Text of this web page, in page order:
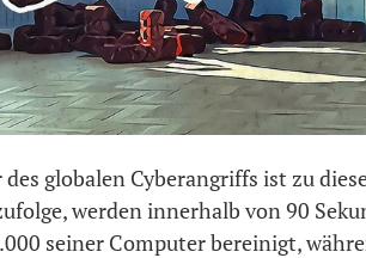
globalen Cyberangriffs ist zu
werden innerhalb von 90
seiner Computer bereinigt,